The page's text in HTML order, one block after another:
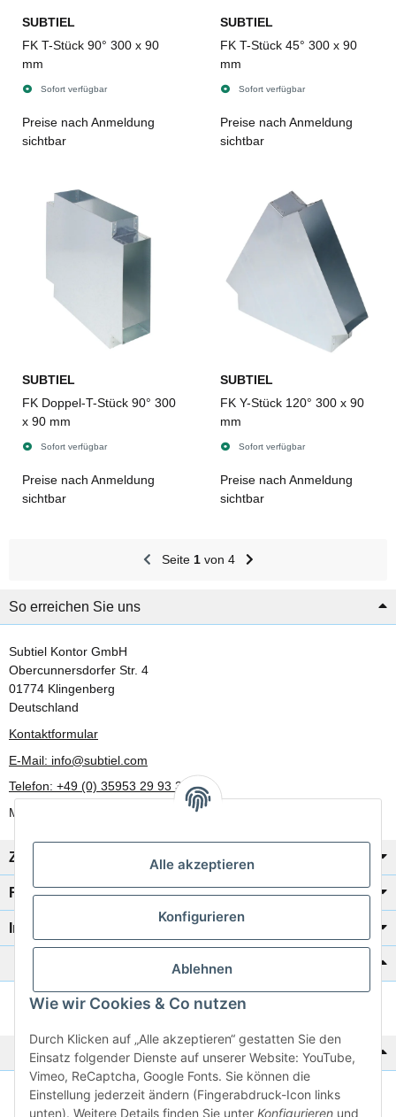
Alle akzeptieren
Konfigurieren
Ablehnen
Wie wir Cookies & Co nutzen
Durch Klicken auf „Alle akzeptieren“ gestatten Sie den
Einsatz folgender Dienste auf unserer Website: YouTube,
Vimeo, ReCaptcha, Google Fonts. Sie können die
Einstellung jederzeit ändern (Fingerabdruck-Icon links
unten). Weitere Details finden Sie unter Konfigurieren und
SUBTIEL
FK T-Stück 90° 300 x 90
mm
Sofort verfügbar
Preise nach Anmeldung
sichtbar
SUBTIEL
FK T-Stück 45° 300 x 90
mm
Sofort verfügbar
Preise nach Anmeldung
sichtbar
SUBTIEL
FK Doppel-T-Stück 90° 300
x 90 mm
Sofort verfügbar
Preise nach Anmeldung
sichtbar
SUBTIEL
FK Y-Stück 120° 300 x 90
mm
Sofort verfügbar
Preise nach Anmeldung
sichtbar
Seite 1von 4
So erreichen Sie uns
Subtiel Kontor GmbH
Obercunnersdorfer Str. 4
01774 Klingenberg
Deutschland
Kontaktformular
E-Mail: info@subtiel.com
Telefon: +49 (0) 35953 29 93 30
Mo-Fr: 8:00 Uhr - 17:00 Uhr
Zahlung/Versand
Rechtliches
Informationen
Katalog zur Hand?
Zur Schnellbestellung
Noch kein Katalog?
Preisliste anschauen